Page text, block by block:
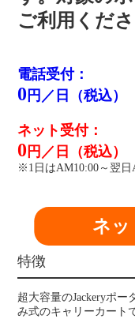
ご利用くださ
電話受付：
0 円／日（税込）
ネット受付：
0 円／日（税込）
※1日はAM10:00～翌日
ネッ
特徴
超大容量のJackeryポ
み式のキャリーカート